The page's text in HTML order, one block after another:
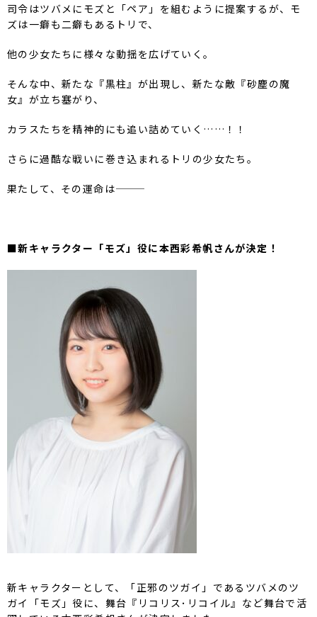
司令はツバメにモズと「ペア」を組むように提案するが、モ
ズは一癖も二癖もあるトリで、
他の少女たちに様々な動揺を広げていく。
そんな中、新たな『黒柱』が出現し、新たな敵『砂塵の魔
女』が立ち塞がり、
カラスたちを精神的にも追い詰めていく……！！
さらに過酷な戦いに巻き込まれるトリの少女たち。
果たして、その運命は———
■新キャラクター「モズ」役に本西彩希帆さんが決定！
新キャラクターとして、「正邪のツガイ」であるツバメのツ
ガイ「モズ」役に、舞台『リコリス･リコイル』など舞台で活